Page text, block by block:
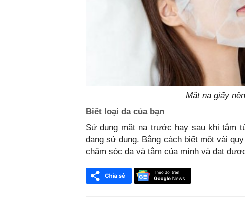
Mặt nạ giấy
Biết loại da của bạn
Sử dụng mặt nạ trước hay sau khi tắm
đang sử dụng. Bằng cách biết một vài
chăm sóc da và tắm của mình và đạt